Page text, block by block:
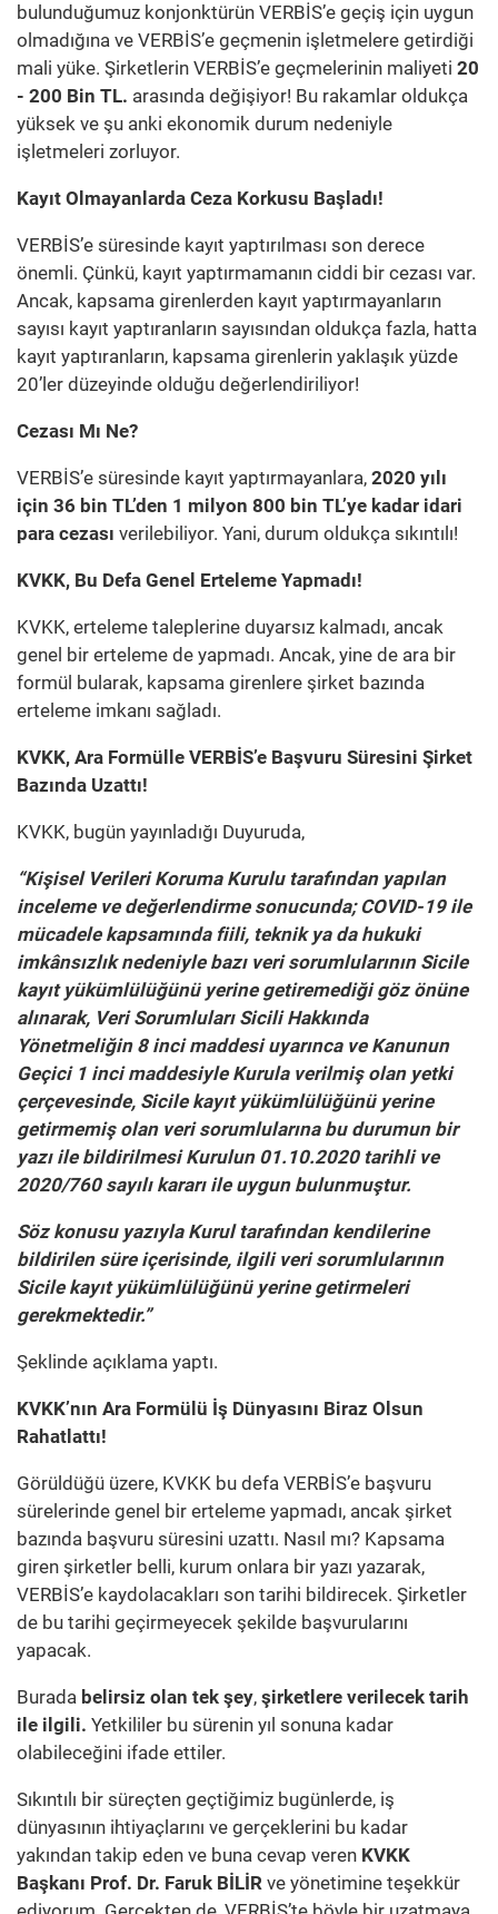
bulunduğumuz konjonktürün VERBİS’e geçiş için uygun
olmadığına ve VERBİS’e geçmenin işletmelere getirdiği
mali yüke. Şirketlerin VERBİS’e geçmelerinin maliyeti 20
- 200 Bin TL. arasında değişiyor! Bu rakamlar oldukça
yüksek ve şu anki ekonomik durum nedeniyle
işletmeleri zorluyor.
Kayıt Olmayanlarda Ceza Korkusu Başladı!
VERBİS’e süresinde kayıt yaptırılması son derece
önemli. Çünkü, kayıt yaptırmamanın ciddi bir cezası var.
Ancak, kapsama girenlerden kayıt yaptırmayanların
sayısı kayıt yaptıranların sayısından oldukça fazla, hatta
kayıt yaptıranların, kapsama girenlerin yaklaşık yüzde
20’ler düzeyinde olduğu değerlendiriliyor!
Cezası Mı Ne?
VERBİS’e süresinde kayıt yaptırmayanlara, 2020 yılı
için 36 bin TL’den 1 milyon 800 bin TL’ye kadar idari
para cezası verilebiliyor. Yani, durum oldukça sıkıntılı!
KVKK, Bu Defa Genel Erteleme Yapmadı!
KVKK, erteleme taleplerine duyarsız kalmadı, ancak
genel bir erteleme de yapmadı. Ancak, yine de ara bir
formül bularak, kapsama girenlere şirket bazında
erteleme imkanı sağladı.
KVKK, Ara Formülle VERBİS’e Başvuru Süresini Şirket
Bazında Uzattı!
KVKK, bugün yayınladığı Duyuruda,
“Kişisel Verileri Koruma Kurulu tarafından yapılan
inceleme ve değerlendirme sonucunda; COVID-19 ile
mücadele kapsamında fiili, teknik ya da hukuki
imkânsızlık nedeniyle bazı veri sorumlularının Sicile
kayıt yükümlülüğünü yerine getiremediği göz önüne
alınarak, Veri Sorumluları Sicili Hakkında
Yönetmeliğin 8 inci maddesi uyarınca ve Kanunun
Geçici 1 inci maddesiyle Kurula verilmiş olan yetki
çerçevesinde, Sicile kayıt yükümlülüğünü yerine
getirmemiş olan veri sorumlularına bu durumun bir
yazı ile bildirilmesi Kurulun 01.10.2020 tarihli ve
2020/760 sayılı kararı ile uygun bulunmuştur.
Söz konusu yazıyla Kurul tarafından kendilerine
bildirilen süre içerisinde, ilgili veri sorumlularının
Sicile kayıt yükümlülüğünü yerine getirmeleri
gerekmektedir.”
Şeklinde açıklama yaptı.
KVKK’nın Ara Formülü İş Dünyasını Biraz Olsun
Rahatlattı!
Görüldüğü üzere, KVKK bu defa VERBİS’e başvuru
sürelerinde genel bir erteleme yapmadı, ancak şirket
bazında başvuru süresini uzattı. Nasıl mı? Kapsama
giren şirketler belli, kurum onlara bir yazı yazarak,
VERBİS’e kaydolacakları son tarihi bildirecek. Şirketler
de bu tarihi geçirmeyecek şekilde başvurularını
yapacak.
Burada belirsiz olan tek şey, şirketlere verilecek tarih
ile ilgili. Yetkililer bu sürenin yıl sonuna kadar
olabileceğini ifade ettiler.
Sıkıntılı bir süreçten geçtiğimiz bugünlerde, iş
dünyasının ihtiyaçlarını ve gerçeklerini bu kadar
yakından takip eden ve buna cevap veren KVKK
Başkanı Prof. Dr. Faruk BİLİR ve yönetimine teşekkür